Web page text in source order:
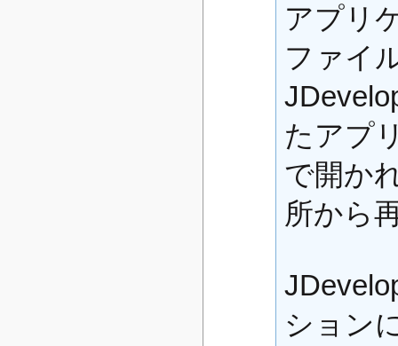
アプリ
ファイ
たアプ
で開か
所から
ション